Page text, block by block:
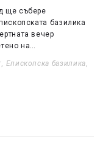
ще събере
базилика
вечер
на…
, Епископска базилика,